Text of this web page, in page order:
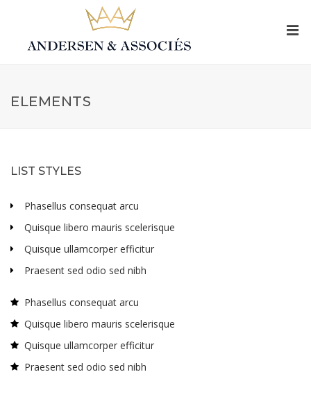
ELEMENTS
LIST STYLES
Phasellus consequat arcu
Quisque libero mauris scelerisque
Quisque ullamcorper efficitur
Praesent sed odio sed nibh
Phasellus consequat arcu
Quisque libero mauris scelerisque
Quisque ullamcorper efficitur
Praesent sed odio sed nibh